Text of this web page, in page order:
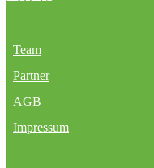
Team
Partner
AGB
Impressum